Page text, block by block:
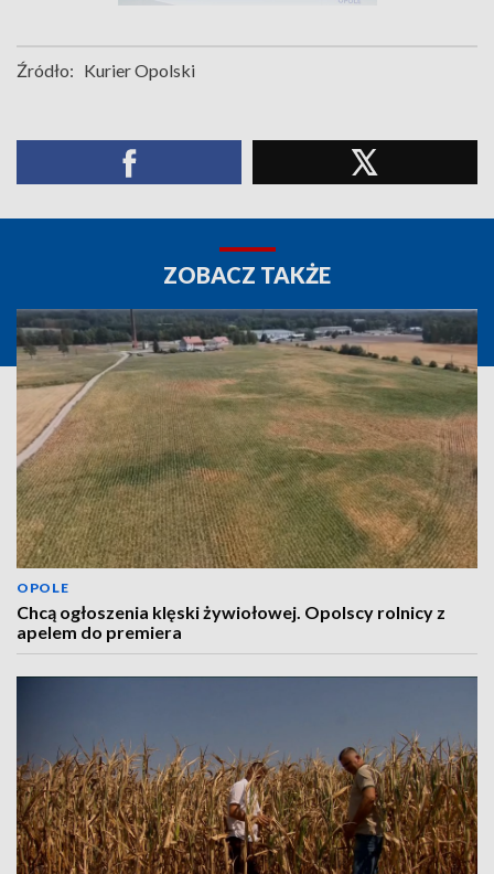
Źródło: Kurier Opolski
ZOBACZ TAKŻE
OPOLE
Chcą ogłoszenia klęski żywiołowej. Opolscy rolnicy z
apelem do premiera